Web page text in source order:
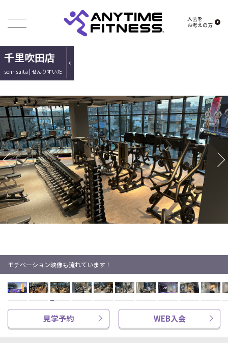
入会を
お考えの方
千里吹田店
senrisuita | せんりすいた
モチベーション映像も流れています！
見学予約 WEB入会